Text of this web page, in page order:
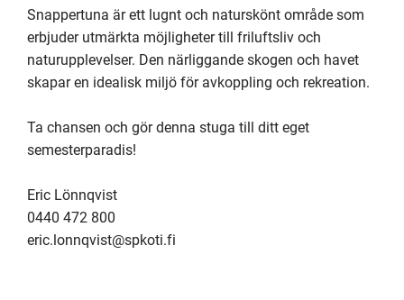
Snappertuna är ett lugnt och naturskönt område som
erbjuder utmärkta möjligheter till friluftsliv och
naturupplevelser. Den närliggande skogen och havet
skapar en idealisk miljö för avkoppling och rekreation.
Ta chansen och gör denna stuga till ditt eget
semesterparadis!
Eric Lönnqvist
0440 472 800
eric.lonnqvist@spkoti.fi